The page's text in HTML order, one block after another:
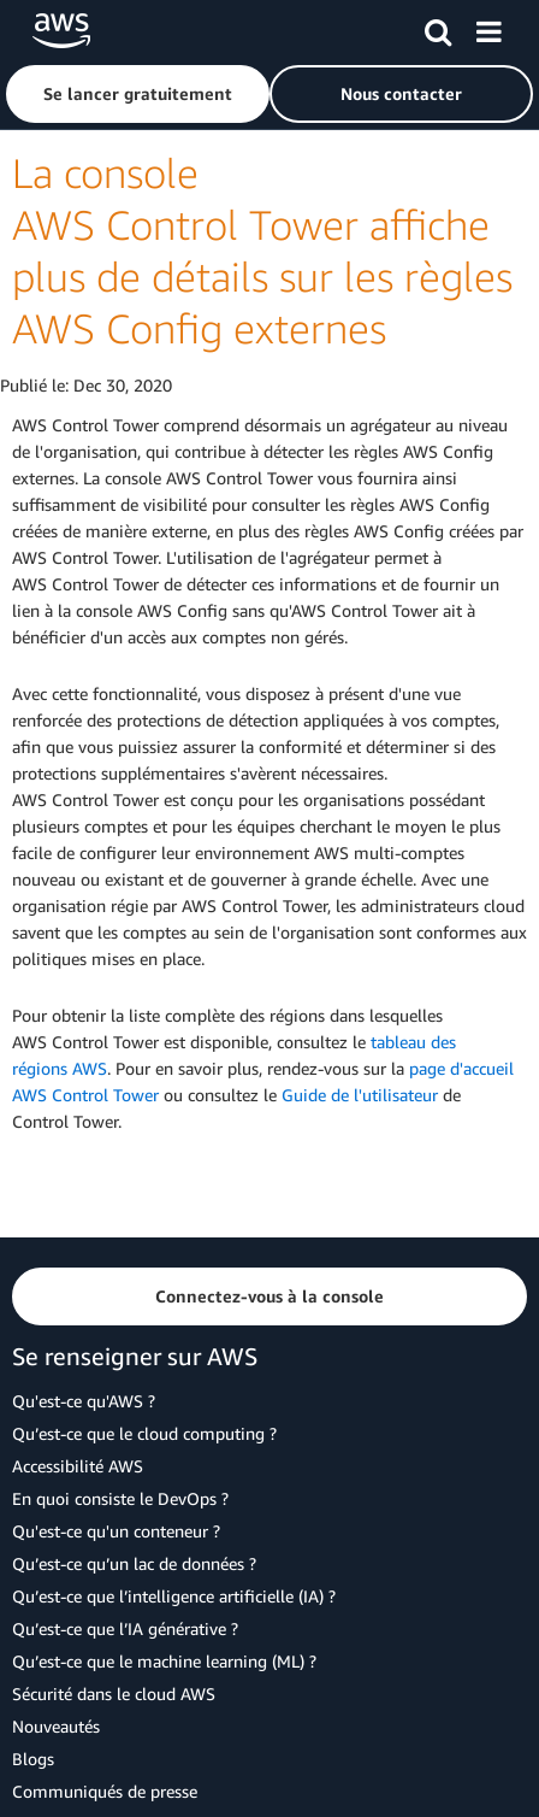
Passer au contenu principal
Cliquer ici pour revenir à la page d'accueil d'Amazon Web
Se lancer gratuitement Nous contacter
La console
AWS Control Tower affiche
plus de détails sur les règles
AWS Config externes
Publié le: Dec 30, 2020
AWS Control Tower comprend désormais un agrégateur au niveau
de l'organisation, qui contribue à détecter les règles AWS Config
externes. La console AWS Control Tower vous fournira ainsi
suffisamment de visibilité pour consulter les règles AWS Config
créées de manière externe, en plus des règles AWS Config créées par
AWS Control Tower. L'utilisation de l'agrégateur permet à
AWS Control Tower de détecter ces informations et de fournir un
lien à la console AWS Config sans qu'AWS Control Tower ait à
bénéficier d'un accès aux comptes non gérés.
Avec cette fonctionnalité, vous disposez à présent d'une vue
renforcée des protections de détection appliquées à vos comptes,
afin que vous puissiez assurer la conformité et déterminer si des
protections supplémentaires s'avèrent nécessaires.
AWS Control Tower est conçu pour les organisations possédant
plusieurs comptes et pour les équipes cherchant le moyen le plus
facile de configurer leur environnement AWS multi-comptes
nouveau ou existant et de gouverner à grande échelle. Avec une
organisation régie par AWS Control Tower, les administrateurs cloud
savent que les comptes au sein de l'organisation sont conformes aux
politiques mises en place.
Pour obtenir la liste complète des régions dans lesquelles
AWS Control Tower est disponible, consultez le tableau des
régions AWS. Pour en savoir plus, rendez-vous sur la page d'accueil
AWS Control Towerou consultez le Guide de l'utilisateurde
Control Tower.
Connectez-vous à la console
Se renseigner sur AWS
Qu'est-ce qu'AWS ?
Qu’est-ce que le cloud computing ?
Accessibilité AWS
En quoi consiste le DevOps ?
Qu'est-ce qu'un conteneur ?
Qu’est-ce qu’un lac de données ?
Qu’est-ce que l’intelligence artificielle (IA) ?
Qu’est-ce que l’IA générative ?
Qu’est-ce que le machine learning (ML) ?
Sécurité dans le cloud AWS
Nouveautés
Blogs
Communiqués de presse